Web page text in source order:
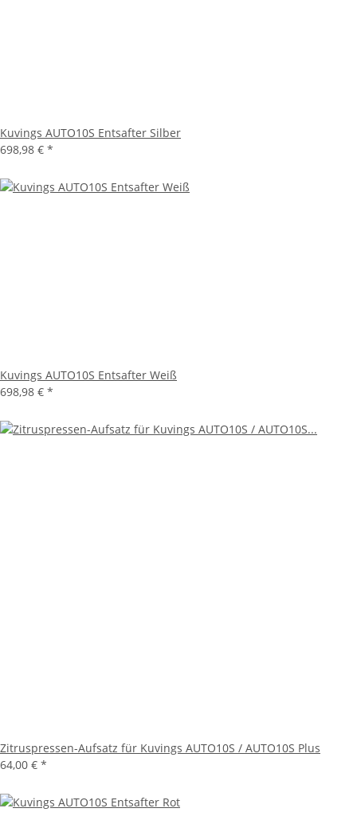
Kuvings AUTO10S Entsafter Silber
698,98 € *
Kuvings AUTO10S Entsafter Weiß
698,98 € *
Zitruspressen-Aufsatz für Kuvings AUTO10S / AUTO10S Plus
64,00 € *